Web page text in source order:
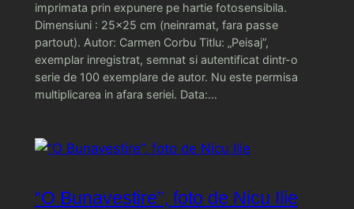
imprimata prin expunere pe hartie fotosensibila.
Dimensiuni : 25×25 cm (neinramat, fara passe
partout). Autor: Carmen Corbu Titlu: „Peisaj”,
exemplar inregistrat, semnat si autentificat dintr-o
serie de 100 exemplare de autor. Nu este permisa
multiplicarea in afara seriei. Data:…
“O Bunavestire”, foto de Nicu Ilie